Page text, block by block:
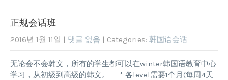
正规会话班
2016년 1월 11일 | 댓글 없음 | Categories: 韩国语会话
无论会不会韩文，所有的学生都可以在winter韩国语教育中心
学习，从初级到高级的韩文。 * 各level需要1个月(每周4天